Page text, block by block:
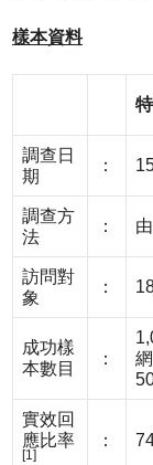
樣本資料
調查日
期
：
調查方
法
：
訪問對
象
：
成功樣
本數目
：
實效回
應比率
[1]
：